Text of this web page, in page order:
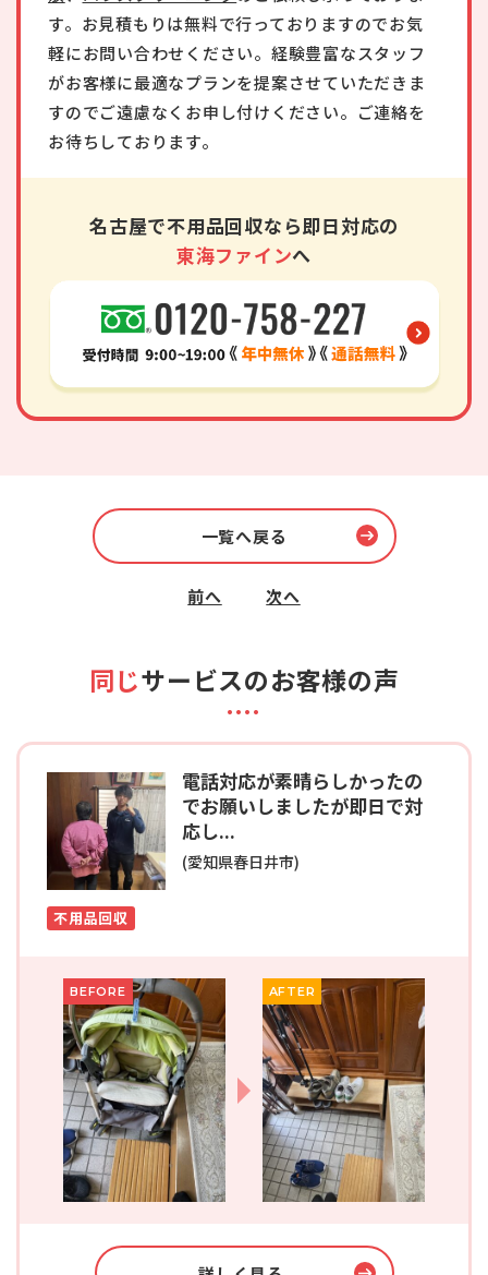
す。お見積もりは無料で行っておりますのでお気
軽にお問い合わせください。経験豊富なスタッフ
がお客様に最適なプランを提案させていただきま
すのでご遠慮なくお申し付けください。ご連絡を
お待ちしております。
名古屋で不用品回収なら即日対応の
東海ファインへ
前へ
一覧へ戻る
次へ
同じサービスのお客様の声
電話対応が素晴らしかったの
でお願いしましたが即日で対
応し...
(愛知県春日井市)
不用品回収
BEFORE AFTER